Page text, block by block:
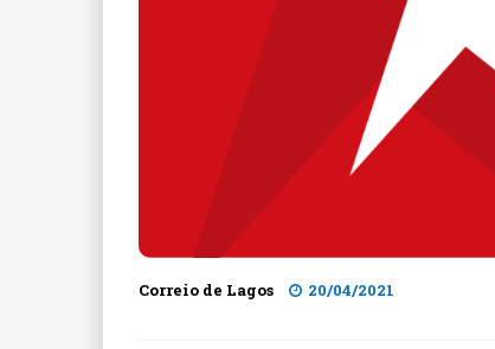
Correio de Lagos 20/04/2021